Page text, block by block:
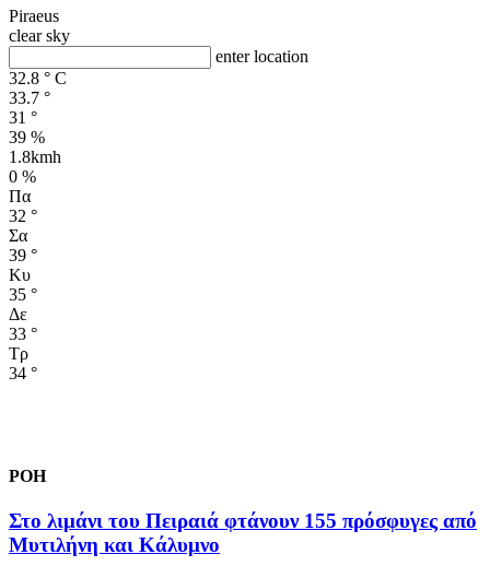
Piraeus
clear sky
enter location
32.8 ° C
33.7 °
31 °
39 %
1.8kmh
0 %
Πα
32 °
Σα
39 °
Κυ
35 °
Δε
33 °
Τρ
34 °
ΡΟΗ
Στο λιμάνι του Πειραιά φτάνουν 155 πρόσφυγες από
Μυτιλήνη και Κάλυμνο